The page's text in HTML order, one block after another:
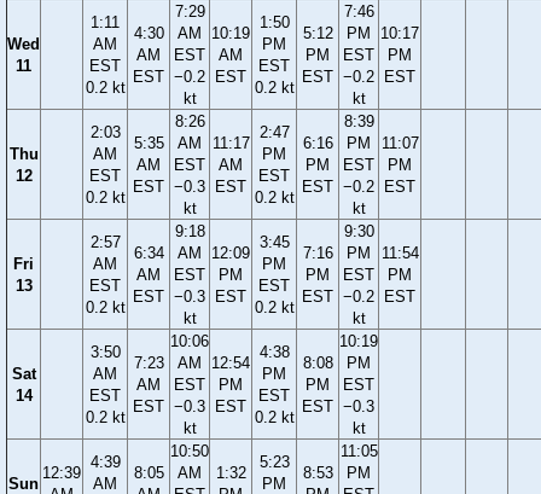
Wed
11
1:11
AM
EST
0.2 kt
4:30
AM
EST
7:29
AM
EST
−0.2
kt
10:19
AM
EST
1:50
PM
EST
0.2 kt
5:12
PM
EST
7:46
PM
EST
−0.2
kt
10:17
PM
EST
Thu
12
2:03
AM
EST
0.2 kt
5:35
AM
EST
8:26
AM
EST
−0.3
kt
11:17
AM
EST
2:47
PM
EST
0.2 kt
6:16
PM
EST
8:39
PM
EST
−0.2
kt
11:07
PM
EST
Fri
13
2:57
AM
EST
0.2 kt
6:34
AM
EST
9:18
AM
EST
−0.3
kt
12:09
PM
EST
3:45
PM
EST
0.2 kt
7:16
PM
EST
9:30
PM
EST
−0.2
kt
11:54
PM
EST
Sat
14
3:50
AM
EST
0.2 kt
7:23
AM
EST
10:06
AM
EST
−0.3
kt
12:54
PM
EST
4:38
PM
EST
0.2 kt
8:08
PM
EST
10:19
PM
EST
−0.3
kt
Sun
12:39
4:39
AM
8:05
10:50
AM
1:32
5:23
PM
8:53
11:05
PM